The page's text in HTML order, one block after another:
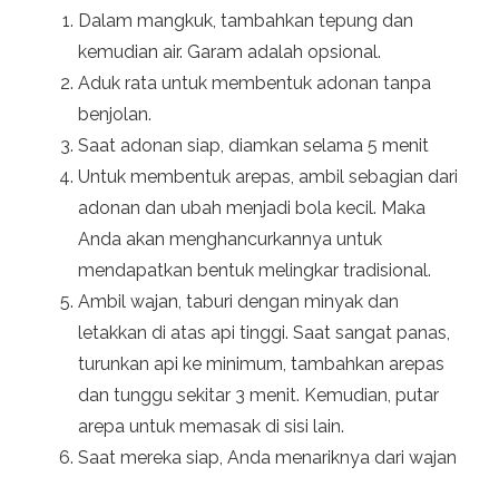
Dalam mangkuk, tambahkan tepung dan
kemudian air. Garam adalah opsional.
Aduk rata untuk membentuk adonan tanpa
benjolan.
Saat adonan siap, diamkan selama 5 menit
Untuk membentuk arepas, ambil sebagian dari
adonan dan ubah menjadi bola kecil. Maka
Anda akan menghancurkannya untuk
mendapatkan bentuk melingkar tradisional.
Ambil wajan, taburi dengan minyak dan
letakkan di atas api tinggi. Saat sangat panas,
turunkan api ke minimum, tambahkan arepas
dan tunggu sekitar 3 menit. Kemudian, putar
arepa untuk memasak di sisi lain.
Saat mereka siap, Anda menariknya dari wajan